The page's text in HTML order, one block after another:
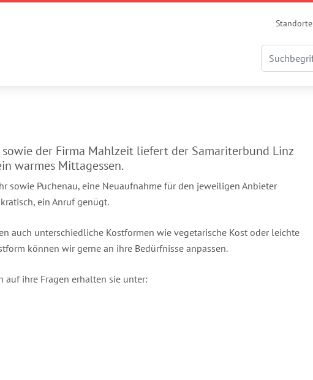
Standorte
der Firma Mahlzeit liefert der Samariterbund Linz
warmes Mittagessen.
sowie Puchenau, eine Neuaufnahme für den jeweiligen Anbieter
ein Anruf genügt.
auch unterschiedliche Kostformen wie vegetarische Kost oder leichte
können wir gerne an ihre Bedürfnisse anpassen.
ihre Fragen erhalten sie unter: